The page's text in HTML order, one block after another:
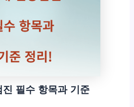
필수 항목과 기준